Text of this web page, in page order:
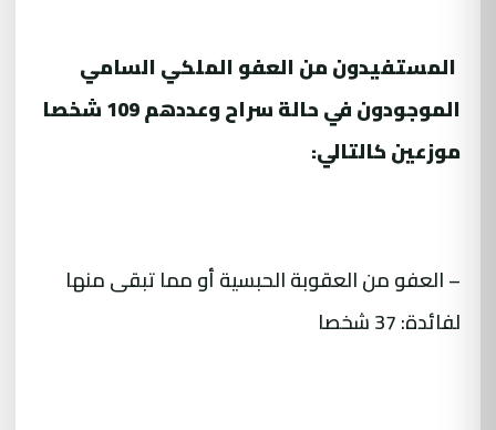
المستفيدون من العفو الملكي السامي
الموجودون في حالة سراح وعددهم 109 شخصا
موزعين كالتالي:
– العفو من العقوبة الحبسية أو مما تبقى منها
لفائدة: 37 شخصا